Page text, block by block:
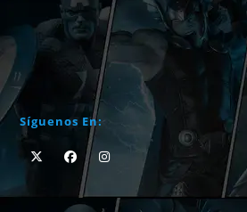
Síguenos En: